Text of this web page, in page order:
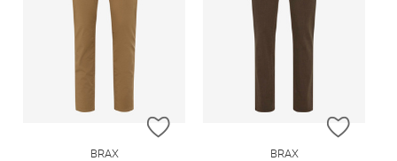
ZUR WUNSCHLISTE HINZUFÜGEN
BRAX
ZUR
BRAX